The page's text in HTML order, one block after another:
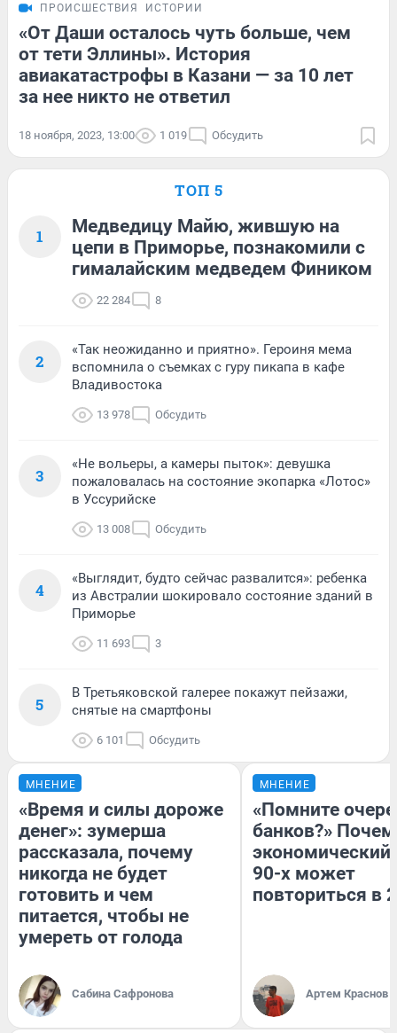
ПРОИСШЕСТВИЯ ИСТОРИИ
«От Даши осталось чуть больше, чем
от тети Эллины». История
авиакатастрофы в Казани — за 10 лет
за нее никто не ответил
18 ноября, 2023, 13:00 1 019 Обсудить
ТОП 5
1
Медведицу Майю, жившую на
цепи в Приморье, познакомили с
гималайским медведем Фиником
22 284 8
2
«Так неожиданно и приятно». Героиня мема
вспомнила о съемках с гуру пикапа в кафе
Владивостока
13 978 Обсудить
3
«Не вольеры, а камеры пыток»: девушка
пожаловалась на состояние экопарка «Лотос»
в Уссурийске
13 008 Обсудить
4
«Выглядит, будто сейчас развалится»: ребенка
из Австралии шокировало состояние зданий в
Приморье
11 693 3
5
В Третьяковской галерее покажут пейзажи,
снятые на смартфоны
6 101 Обсудить
МНЕНИЕ
«Время и силы дороже
денег»: зумерша
рассказала, почему
никогда не будет
готовить и чем
питается, чтобы не
умереть от голода
Сабина Сафронова
МНЕНИЕ
«Помните
банков?»
экономический
90-х может
повториться в
Артем Краснов